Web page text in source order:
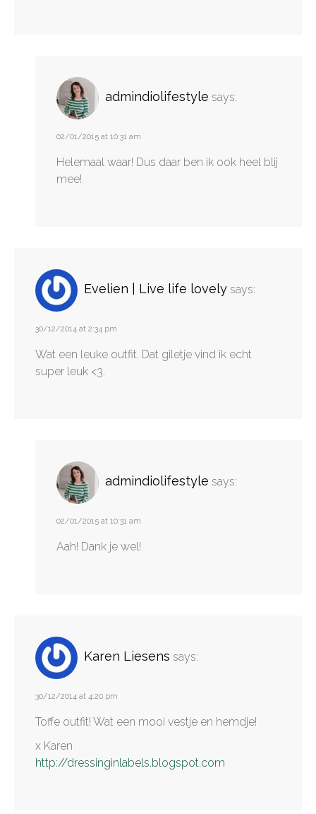
admindiolifestyle says:
02/01/2015 at 10:31 am
Helemaal waar! Dus daar ben ik ook heel blij
mee!
Evelien | Live life lovely says:
30/12/2014 at 2:34 pm
Wat een leuke outfit. Dat giletje vind ik echt
super leuk <3.
admindiolifestyle says:
02/01/2015 at 10:31 am
Aah! Dank je wel!
Karen Liesens says:
30/12/2014 at 4:20 pm
Toffe outfit! Wat een mooi vestje en hemdje!
x Karen
http://dressinginlabels.blogspot.com